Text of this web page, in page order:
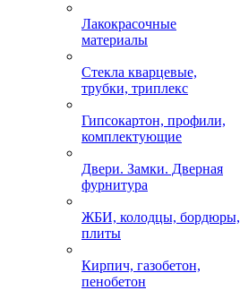
Лакокрасочные
материалы
Стекла кварцевые,
трубки, триплекс
Гипсокартон, профили,
комплектующие
Двери. Замки. Дверная
фурнитура
ЖБИ, колодцы, бордюры,
плиты
Кирпич, газобетон,
пенобетон